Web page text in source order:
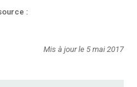
:
Mis à jour le 5 mai 2017